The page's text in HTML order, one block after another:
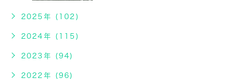
2025年 (102)
2024年 (115)
2023年 (94)
2022年 (96)